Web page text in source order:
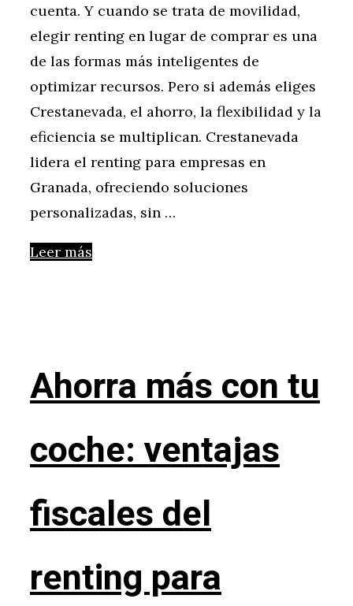
cuenta. Y cuando se trata de movilidad,
elegir renting en lugar de comprar es una
de las formas más inteligentes de
optimizar recursos. Pero si además eliges
Crestanevada, el ahorro, la flexibilidad y la
eficiencia se multiplican. Crestanevada
lidera el renting para empresas en
Granada, ofreciendo soluciones
personalizadas, sin …
Leer más
Ahorra más con tu
coche: ventajas
fiscales del
renting para